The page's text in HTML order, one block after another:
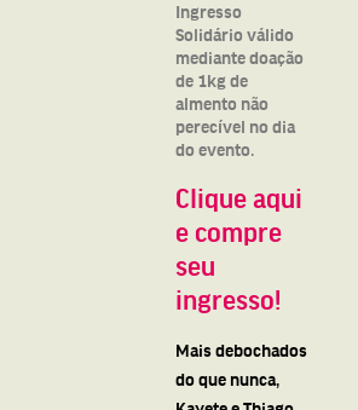
Ingresso
Solidário válido
mediante doação
de 1kg de
almento não
perecível no dia
do evento.
Clique aqui
e compre
seu
ingresso!
Mais debochados
do que nunca,